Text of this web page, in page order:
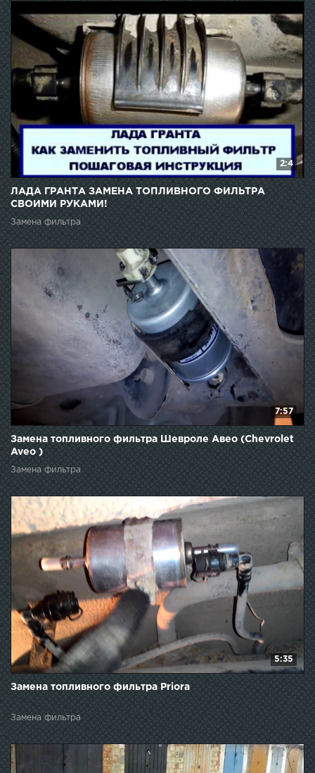
2:4
ЛАДА ГРАНТА ЗАМЕНА ТОПЛИВНОГО ФИЛЬТРА
СВОИМИ РУКАМИ!
Замена фильтра
7:57
Замена топливного фильтра Шевроле Авео (Chevrolet
Aveo )
Замена фильтра
5:35
Замена топливного фильтра Priora
Замена фильтра